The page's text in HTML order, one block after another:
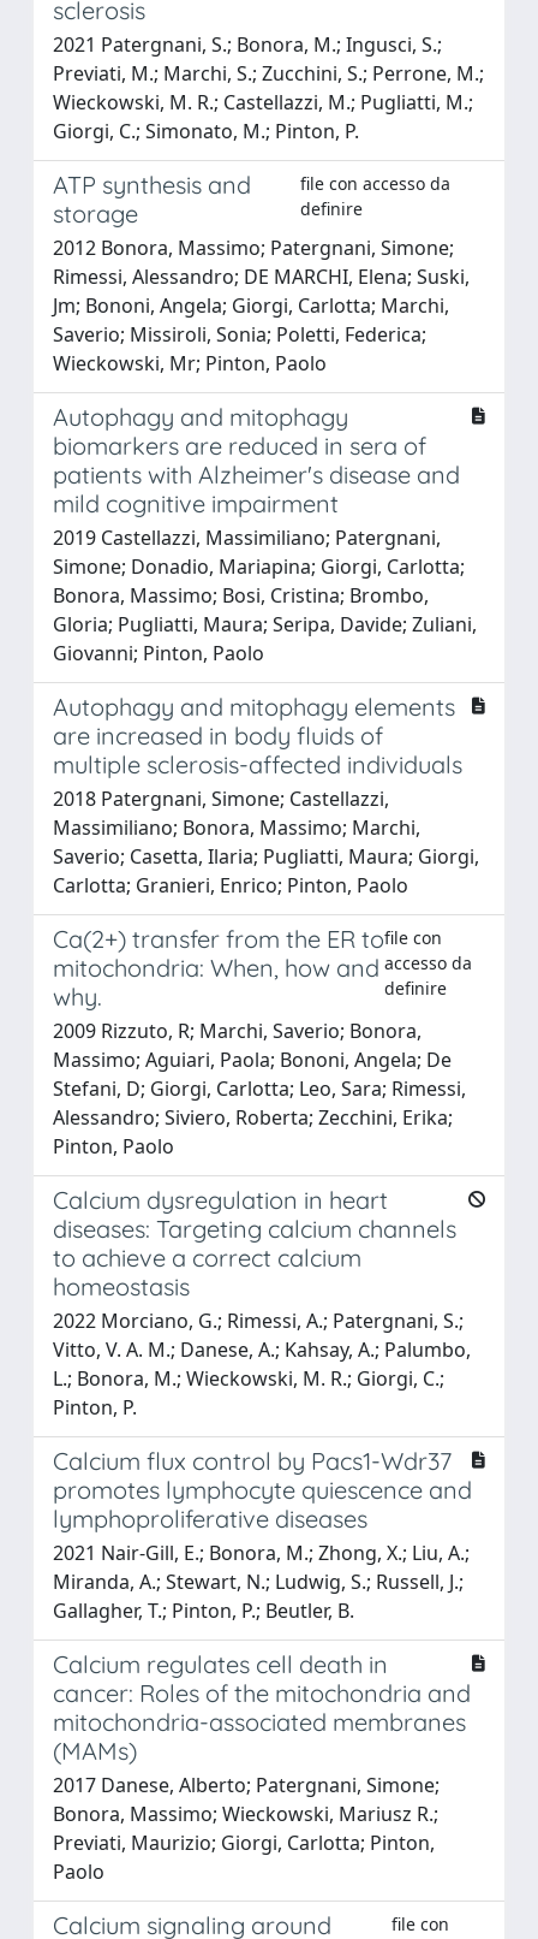
sclerosis
2021 Patergnani, S.; Bonora, M.; Ingusci, S.;
Previati, M.; Marchi, S.; Zucchini, S.; Perrone, M.;
Wieckowski, M. R.; Castellazzi, M.; Pugliatti, M.;
Giorgi, C.; Simonato, M.; Pinton, P.
ATP synthesis and
storage
file con accesso da
definire
2012 Bonora, Massimo; Patergnani, Simone;
Rimessi, Alessandro; DE MARCHI, Elena; Suski,
Jm; Bononi, Angela; Giorgi, Carlotta; Marchi,
Saverio; Missiroli, Sonia; Poletti, Federica;
Wieckowski, Mr; Pinton, Paolo
Autophagy and mitophagy
biomarkers are reduced in sera of
patients with Alzheimer's disease and
mild cognitive impairment
2019 Castellazzi, Massimiliano; Patergnani,
Simone; Donadio, Mariapina; Giorgi, Carlotta;
Bonora, Massimo; Bosi, Cristina; Brombo,
Gloria; Pugliatti, Maura; Seripa, Davide; Zuliani,
Giovanni; Pinton, Paolo
Autophagy and mitophagy elements
are increased in body fluids of
multiple sclerosis-affected individuals
2018 Patergnani, Simone; Castellazzi,
Massimiliano; Bonora, Massimo; Marchi,
Saverio; Casetta, Ilaria; Pugliatti, Maura; Giorgi,
Carlotta; Granieri, Enrico; Pinton, Paolo
Ca(2+) transfer from the ER to
mitochondria: When, how and
why.
file con
accesso da
definire
2009 Rizzuto, R; Marchi, Saverio; Bonora,
Massimo; Aguiari, Paola; Bononi, Angela; De
Stefani, D; Giorgi, Carlotta; Leo, Sara; Rimessi,
Alessandro; Siviero, Roberta; Zecchini, Erika;
Pinton, Paolo
Calcium dysregulation in heart
diseases: Targeting calcium channels
to achieve a correct calcium
homeostasis
2022 Morciano, G.; Rimessi, A.; Patergnani, S.;
Vitto, V. A. M.; Danese, A.; Kahsay, A.; Palumbo,
L.; Bonora, M.; Wieckowski, M. R.; Giorgi, C.;
Pinton, P.
Calcium flux control by Pacs1-Wdr37
promotes lymphocyte quiescence and
lymphoproliferative diseases
2021 Nair-Gill, E.; Bonora, M.; Zhong, X.; Liu, A.;
Miranda, A.; Stewart, N.; Ludwig, S.; Russell, J.;
Gallagher, T.; Pinton, P.; Beutler, B.
Calcium regulates cell death in
cancer: Roles of the mitochondria and
mitochondria-associated membranes
(MAMs)
2017 Danese, Alberto; Patergnani, Simone;
Bonora, Massimo; Wieckowski, Mariusz R.;
Previati, Maurizio; Giorgi, Carlotta; Pinton,
Paolo
Calcium signaling around
file con